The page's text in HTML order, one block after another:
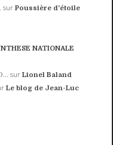
surPoussière d'étoile
NATIONALE
surLionel Baland
Le blog de Jean-Luc